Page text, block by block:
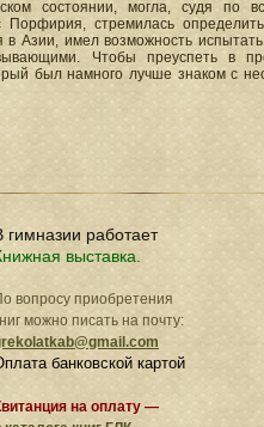
состоянии, могла, судя по
стремилась
Азии, имел возможность
Чтобы преуспеть в
был намного лучше знаком с
гимназии работает
выставка.
вопросу приобретения
можно писать на почту:
банковской картой
на оплату —